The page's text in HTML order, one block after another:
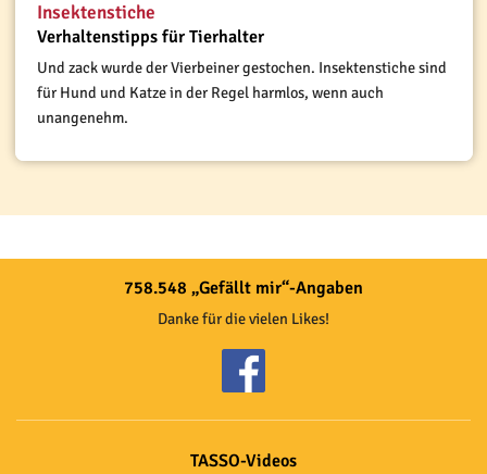
Insektenstiche
Verhaltenstipps für Tierhalter
Und zack wurde der Vierbeiner gestochen. Insektenstiche sind
für Hund und Katze in der Regel harmlos, wenn auch
unangenehm.
758.548 „Gefällt mir“-Angaben
Danke für die vielen Likes!
TASSO-Videos